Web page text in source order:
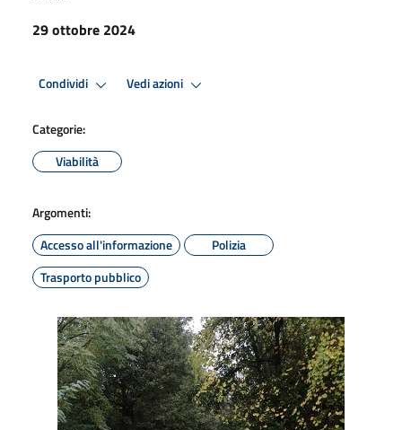
29 ottobre 2024
Condividi Vedi azioni
Categorie:
Viabilità
Argomenti:
Accesso all'informazione
Polizia
Trasporto pubblico